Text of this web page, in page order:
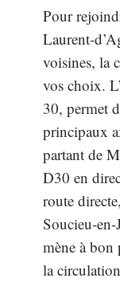
Pour
Laurent-
voisines, la
vos choix.
30, permet
principaux
partant de
D30 en
route
Soucieu-en-
mène à
la